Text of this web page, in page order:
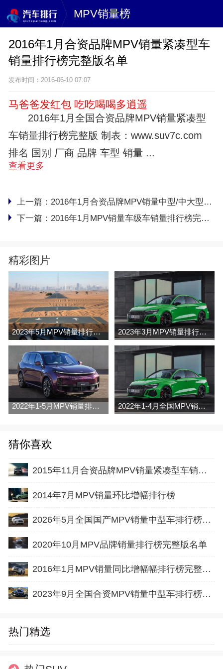
MPV销量榜
2016年1月合资品牌MPV销量紧凑型车
销量排行榜完整版名单
发布时间：2016-06-10 07:07
马爸爸发红包 吃吃喝喝多逍遥
2016年1月全国合资品牌MPV销量紧凑型
车销量排行榜完整版 制表：www.suv7c.com
排名 国别 厂商 品牌 车型 销量 ...
查看更多
上一篇： 2016年1月合资品牌MPV销量中型/中大型车销量排行榜完整版名单
下一篇： 2016年1月MPV销量车级车销量排行榜完整版名单
精彩图片
2023年5月MPV销量排行榜完整版名单 2023年3月MPV销量排行榜完整版名单
2022年1-5月MPV销量排行榜 2022年1-4月全国MPV销量排行榜完整版
猜你喜欢
2015年11月合资品牌MPV销量紧凑型车销量排行榜完整版名单
2014年7月MPV销量环比增幅排行榜
2026年5月全国国产MPV销量中型车排行榜完整版(零售量
2020年10月MPV品牌销量排行榜完整版名单
2016年1月MPV销量同比增幅幅排行榜完整版名单
2023年9月全国合资MPV销量中型车排行榜完整版(零售量
热门精选